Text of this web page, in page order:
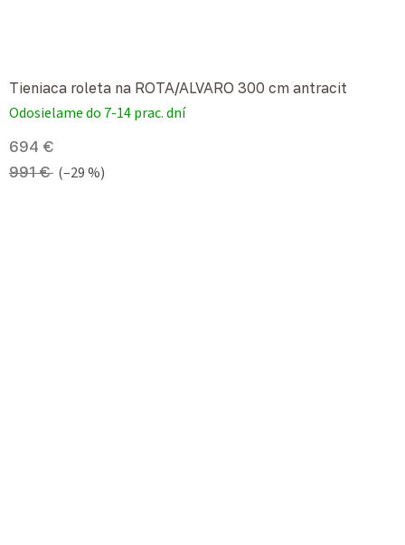
Tieniaca roleta na ROTA/ALVARO 300 cm antracit
Odosielame do 7-14 prac. dní
694 €
991 € (–29 %)